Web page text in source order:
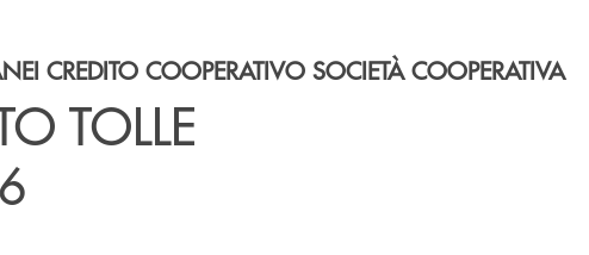
CREDITO COOPERATIVO SOCIETÀ COOPERATIVA
TOLLE